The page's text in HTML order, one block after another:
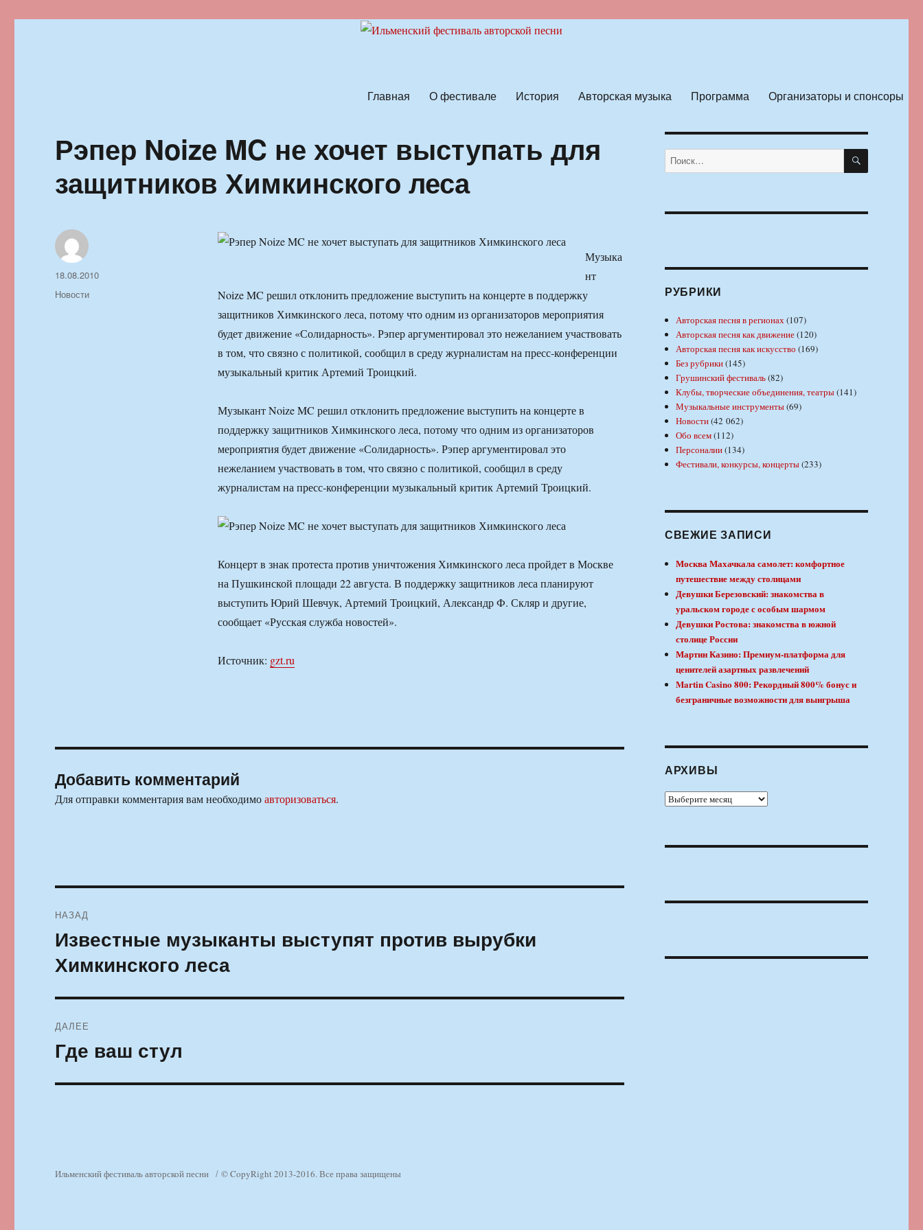
Главная О фестивале История Авторская музыка Программа Организаторы и спонсоры
Рэпер Noize MC не хочет выступать для
защитников Химкинского леса
Музыка
нт
Noize MC решил отклонить предложение выступить на концерте в поддержку
защитников Химкинского леса, потому что одним из организаторов мероприятия
будет движение «Солидарность». Рэпер аргументировал это нежеланием участвовать
в том, что связно с политикой, сообщил в среду журналистам на пресс-конференции
музыкальный критик Артемий Троицкий.
Музыкант Noize MC решил отклонить предложение выступить на концерте в
поддержку защитников Химкинского леса, потому что одним из организаторов
мероприятия будет движение «Солидарность». Рэпер аргументировал это
нежеланием участвовать в том, что связно с политикой, сообщил в среду
журналистам на пресс-конференции музыкальный критик Артемий Троицкий.
Концерт в знак протеста против уничтожения Химкинского леса пройдет в Москве
на Пушкинской площади 22 августа. В поддержку защитников леса планируют
выступить Юрий Шевчук, Артемий Троицкий, Александр Ф. Скляр и другие,
сообщает «Русская служба новостей».
Источник: gzt.ru
Автор
Опубликовано
18.08.2010
Рубрики
Новости
Добавить комментарий
Для отправки комментария вам необходимоавторизоваться.
по
записям
НАЗАД
Предыдущая
Известные музыканты выступят против вырубки
Химкинского леса
ДАЛЕЕ
Следующая
запись:
Где ваш стул
Искать: ПОИСК
РУБРИКИ
Авторская песня в регионах(107)
Авторская песня как движение(120)
Авторская песня как искусство (169)
Без рубрики(145)
Грушинский фестиваль(82)
Клубы, творческие объединения, театры(141)
Музыкальные инструменты(69)
Новости(42 062)
Обо всем(112)
Персоналии(134)
Фестивали, конкурсы, концерты(233)
СВЕЖИЕ ЗАПИСИ
Москва Махачкала самолет: комфортное
путешествие между столицами
Девушки Березовский: знакомства в
уральском городе с особым шармом
Девушки Ростова: знакомства в южной
столице России
Мартин Казино: Премиум-платформа для
ценителей азартных развлечений
Martin Casino 800: Рекордный 800% бонус и
безграничные возможности для выигрыша
АРХИВЫ
Архивы
Ильменский фестиваль авторской песни © CopyRight 2013-2016. Все права защищены